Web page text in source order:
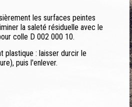
les surfaces peintes
la saleté résiduelle avec le
colle D 002 000 10.
plastique : laisser durcir le
puis l'enlever.